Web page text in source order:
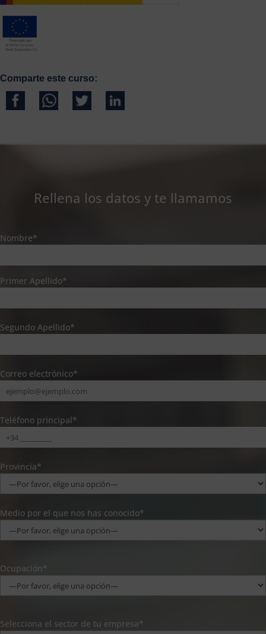
Comparte este curso:
Rellena los datos y te llamamos
Nombre*
Primer Apellido*
Segundo Apellido*
Correo electrónico*
Teléfono principal*
Provincia*
Medio por el que nos has conocido*
Ocupación*
Selecciona el sector de tu empresa*